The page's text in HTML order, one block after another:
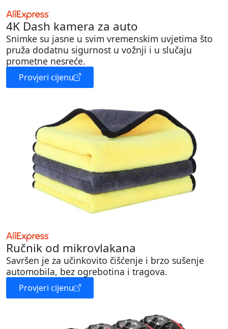
4K Dash kamera za auto
Snimke su jasne u svim vremenskim uvjetima što
pruža dodatnu sigurnost u vožnji i u slučaju
prometne nesreće.
Provjeri cijenu
Ručnik od mikrovlakana
Savršen je za učinkovito čišćenje i brzo sušenje
automobila, bez ogrebotina i tragova.
Provjeri cijenu